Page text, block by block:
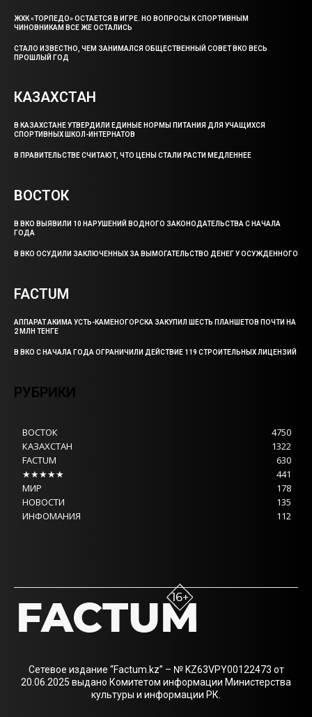
ЖХК «ТОРПЕДО» ОСТАЕТСЯ В ИГРЕ. НО ВОПРОСЫ К СПОРТИВНЫМ
ЧИНОВНИКАМ ВСЕ ЖЕ ОСТАЛИСЬ
СТАЛО ИЗВЕСТНО, ЧЕМ ЗАНИМАЛСЯ ОБЩЕСТВЕННЫЙ СОВЕТ ВКО ВЕСЬ
ПРОШЛЫЙ ГОД
КАЗАХСТАН
В КАЗАХСТАНЕ УТВЕРДИЛИ ЕДИНЫЕ НОРМЫ ПИТАНИЯ ДЛЯ УЧАЩИХСЯ
СПОРТИВНЫХ ШКОЛ-ИНТЕРНАТОВ
В ПРАВИТЕЛЬСТВЕ СЧИТАЮТ, ЧТО ЦЕНЫ СТАЛИ РАСТИ МЕДЛЕННЕЕ
ВОСТОК
В ВКО ВЫЯВИЛИ 10 НАРУШЕНИЙ ВОДНОГО ЗАКОНОДАТЕЛЬСТВА С НАЧАЛА
ГОДА
В ВКО ОСУДИЛИ ЗАКЛЮЧЕННЫХ ЗА ВЫМОГАТЕЛЬСТВО ДЕНЕГ У ОСУЖДЕННОГО
FACTUM
АППАРАТ АКИМА УСТЬ-КАМЕНОГОРСКА ЗАКУПИЛ ШЕСТЬ ПЛАНШЕТОВ ПОЧТИ НА
2 МЛН ТЕНГЕ
В ВКО С НАЧАЛА ГОДА ОГРАНИЧИЛИ ДЕЙСТВИЕ 119 СТРОИТЕЛЬНЫХ ЛИЦЕНЗИЙ
РУБРИКИ
ВОСТОК
4750
КАЗАХСТАН
1322
FACTUM
630
★★★★★
441
МИР
178
НОВОСТИ
135
ИНФОМАНИЯ
112
Сетевое издание “Factum.kz” – № KZ63VPY00122473 от
20.06.2025 выдано Комитетом информации Министерства
культуры и информации РК.